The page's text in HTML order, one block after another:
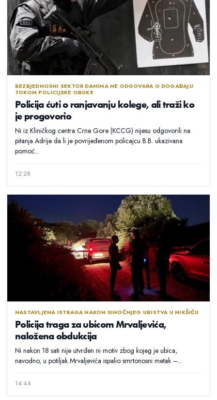
BEZBJEDNOSNI SEKTOR DANIMA NE ODGOVARA O DOGAĐAJU
TOKOM POLICIJSKE OBUKE
Policija ćuti o ranjavanju kolege, ali traži ko
je progovorio
Ni iz Kliničkog centra Crne Gore (KCCG) nijesu odgovorili na
pitanja Adrije da li je povrijeđenom policajcu B.B. ukazivana
pomoć...
12:28
NASTAVLJENA ISTRAGA NAKON SINOĆNJEG UBISTVA U NIKŠIĆU
Policija traga za ubicom Mrvaljevića,
naložena obdukcija
Ni nakon 18 sati nije utvrđen ni motiv zbog kojeg je ubica,
navodno, u potiljak Mrvaljevića ispalio smrtonosni metak –...
14:44